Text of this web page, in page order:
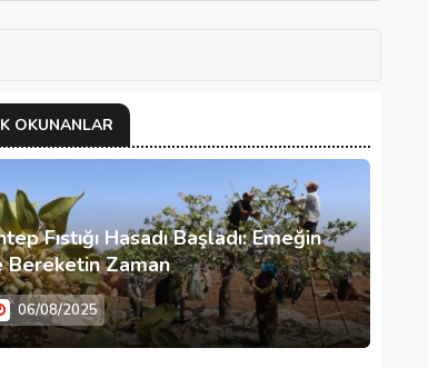
OKUNANLAR
Fıstığı Hasadı Başladı: Emeğin
Bereketin Zaman
06/08/2025